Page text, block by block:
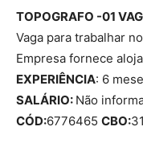
TOPOGRAFO -01
Vaga para trabalhar
Empresa fornece
EXPERIÊNCIA: 6
SALÁRIO: Não
CÓD:6776465 CBO: